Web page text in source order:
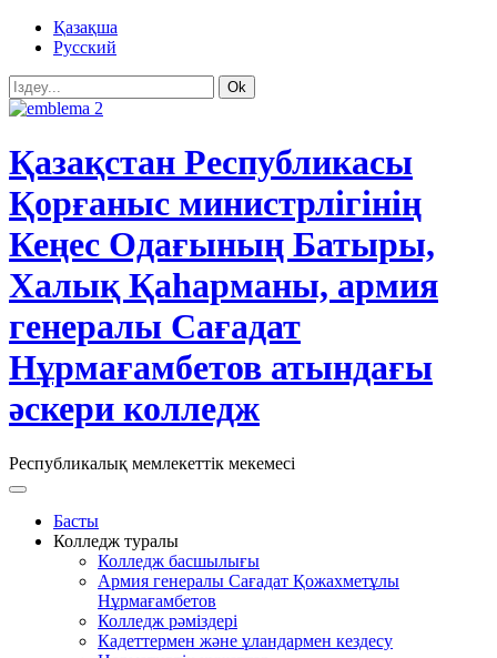
Қазақша
Русский
Ok
Қазақстан Республикасы
Қорғаныс министрлігінің
Кеңес Одағының Батыры,
Халық Қаһарманы, армия
генералы Сағадат
Нұрмағамбетов атындағы
әскери колледж
Республикалық мемлекеттік мекемесі
Басты
Колледж туралы
Колледж басшылығы
Армия генералы Сағадат Қожахметұлы
Нұрмағамбетов
Колледж рәміздері
Кадеттермен және ұландармен кездесу